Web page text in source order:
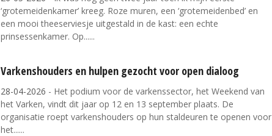
‘grotemeidenkamer’ kreeg. Roze muren, een ‘grotemeidenbed’ en
een mooi theeserviesje uitgestald in de kast: een echte
prinsessenkamer. Op...
Varkenshouders en hulpen gezocht voor open dialoog
28-04-2026 - Het podium voor de varkenssector, het Weekend van
het Varken, vindt dit jaar op 12 en 13 september plaats. De
organisatie roept varkenshouders op hun staldeuren te openen voor
het...